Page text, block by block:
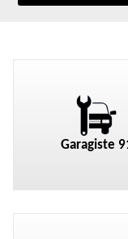
Garagiste